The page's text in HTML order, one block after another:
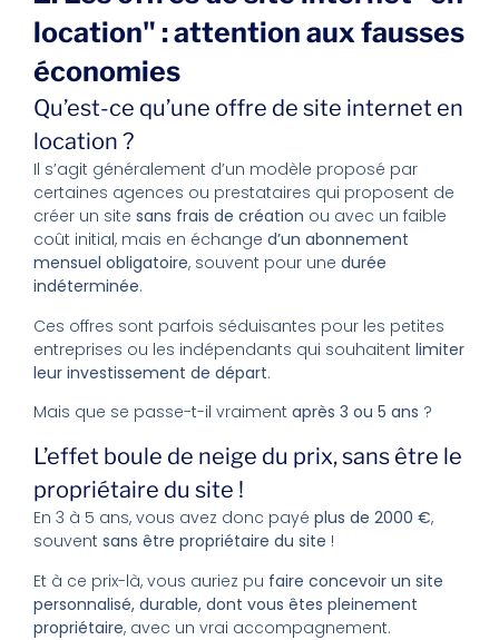
location" : attention aux fausses
économies
Qu’est-ce qu’une offre de site internet en
location ?
Il s’agit généralement d’un modèle proposé par
certaines agences ou prestataires qui proposent de
créer un site sans frais de création ou avec un faible
coût initial, mais en échange d’un abonnement
mensuel obligatoire, souvent pour une durée
indéterminée.
Ces offres sont parfois séduisantes pour les petites
entreprises ou les indépendants qui souhaitent limiter
leur investissement de départ.
Mais que se passe-t-il vraiment après 3 ou 5 ans ?
L’effet boule de neige du prix, sans être le
propriétaire du site !
En 3 à 5 ans, vous avez donc payé plus de 2000 €,
souvent sans être propriétaire du site !
Et à ce prix-là, vous auriez pu faire concevoir un site
personnalisé, durable, dont vous êtes pleinement
propriétaire, avec un vrai accompagnement.